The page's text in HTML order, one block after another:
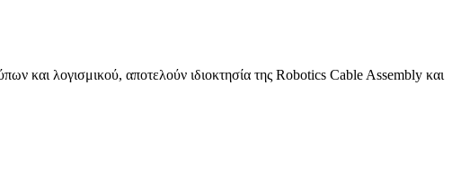
και λογισμικού, αποτελούν ιδιοκτησία της Robotics Cable Assembly και